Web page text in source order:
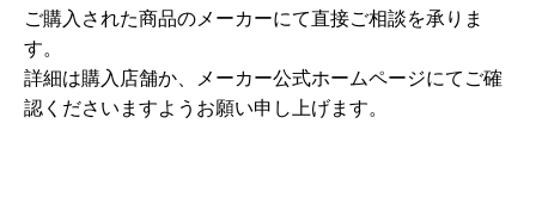
ご購入された商品のメーカーにて直接ご相談を承りま
す。
詳細は購入店舗か、メーカー公式ホームページにてご確
認くださいますようお願い申し上げます。